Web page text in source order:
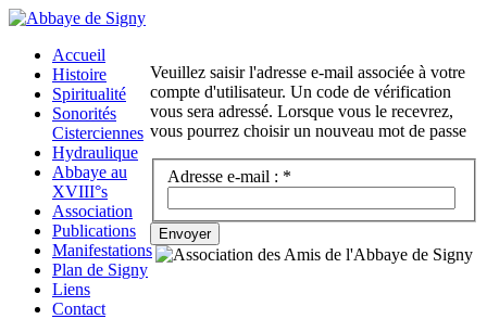
Veuillez saisir l'adresse e-mail associée à votre
compte d'utilisateur. Un code de vérification
vous sera adressé. Lorsque vous le recevrez,
vous pourrez choisir un nouveau mot de passe
Adresse e-mail : *
Envoyer
Accueil
Histoire
Spiritualité
Sonorités
Cisterciennes
Hydraulique
Abbaye au
XVIII°s
Association
Publications
Manifestations
Plan de Signy
Liens
Contact